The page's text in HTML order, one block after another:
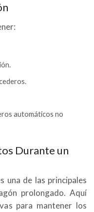
automáticos no
Durante un
una de las principales
prolongado. Aquí
para mantener los